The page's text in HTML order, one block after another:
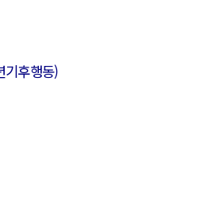
기후행동)